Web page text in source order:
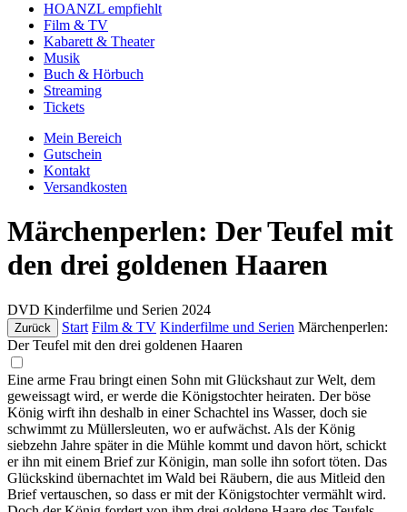
HOANZL empfiehlt
Film & TV
Kabarett & Theater
Musik
Buch & Hörbuch
Streaming
Tickets
Mein Bereich
Gutschein
Kontakt
Versandkosten
Märchenperlen: Der Teufel mit
den drei goldenen Haaren
DVD Kinderfilme und Serien 2024
Zurück Start Film & TV Kinderfilme und Serien Märchenperlen:
Der Teufel mit den drei goldenen Haaren
Eine arme Frau bringt einen Sohn mit Glückshaut zur Welt, dem
geweissagt wird, er werde die Königstochter heiraten. Der böse
König wirft ihn deshalb in einer Schachtel ins Wasser, doch sie
schwimmt zu Müllersleuten, wo er aufwächst. Als der König
siebzehn Jahre später in die Mühle kommt und davon hört, schickt
er ihn mit einem Brief zur Königin, man solle ihn sofort töten. Das
Glückskind übernachtet im Wald bei Räubern, die aus Mitleid den
Brief vertauschen, so dass er mit der Königstochter vermählt wird.